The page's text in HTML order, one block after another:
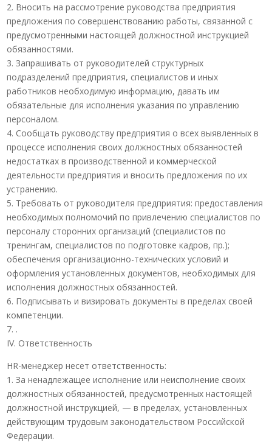
2. Вносить на рассмотрение руководства предприятия
предложения по совершенствованию работы, связанной с
предусмотренными настоящей должностной инструкцией
обязанностями.
3. Запрашивать от руководителей структурных
подразделений предприятия, специалистов и иных
работников необходимую информацию, давать им
обязательные для исполнения указания по управлению
персоналом.
4. Сообщать руководству предприятия о всех выявленных в
процессе исполнения своих должностных обязанностей
недостатках в производственной и коммерческой
деятельности предприятия и вносить предложения по их
устранению.
5. Требовать от руководителя предприятия: предоставления
необходимых полномочий по привлечению специалистов по
персоналу сторонних организаций (специалистов по
тренингам, специалистов по подготовке кадров, пр.);
обеспечения организационно-технических условий и
оформления установленных документов, необходимых для
исполнения должностных обязанностей.
6. Подписывать и визировать документы в пределах своей
компетенции.
7. .
IV. Ответственность
HR-менеджер несет ответственность:
1. За ненадлежащее исполнение или неисполнение своих
должностных обязанностей, предусмотренных настоящей
должностной инструкцией, — в пределах, установленных
действующим трудовым законодательством Российской
Федерации.